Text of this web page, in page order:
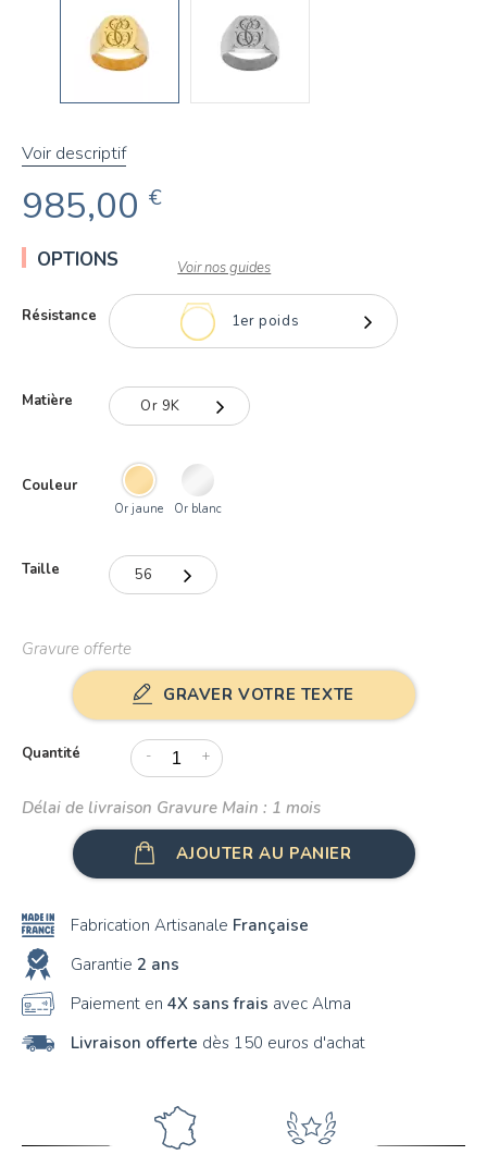
Voir descriptif
985,00 €
OPTIONS Voir nos guides
Résistance 1er poids
Massif
Matière Or 9K
Or 18K
Couleur
Or jaune Or blanc
Taille 56
58
59
61
62
63
64
65
66
Gravure offerte
GRAVER VOTRE TEXTE
Quantité - +
Délai de livraison Gravure Main : 1 mois
AJOUTER AU PANIER
Fabrication Artisanale Française
Garantie 2 ans
Paiement en 4X sans frais avec Alma
Livraison offerte dès 150 euros d'achat